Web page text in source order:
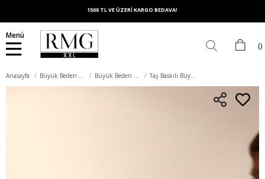
1500 TL VE ÜZERİ KARGO BEDAVA!
Menü
Anasayfa Büyük Beden Üst Giyim Büyük Beden Tişört Taş Baskılı Büyük Beden Garnili Tişört Siyahkırmızı